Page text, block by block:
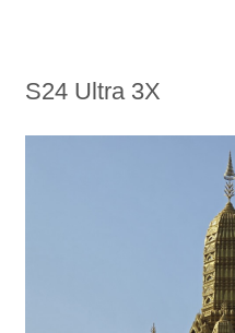
S24 Ultra 3X